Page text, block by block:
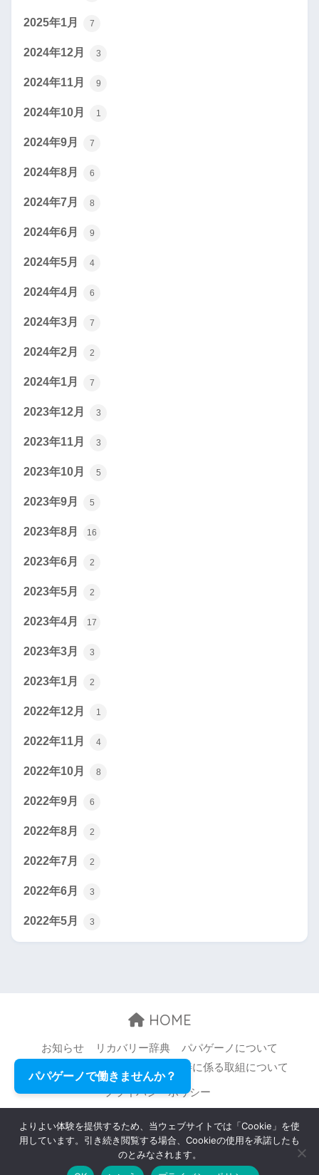
2025年1月 7
2024年12月 3
2024年11月 9
2024年10月 1
2024年9月 7
2024年8月 6
2024年7月 8
2024年6月 9
2024年5月 4
2024年4月 6
2024年3月 7
2024年2月 2
2024年1月 7
2023年12月 3
2023年11月 3
2023年10月 5
2023年9月 5
2023年8月 16
2023年6月 2
2023年5月 2
2023年4月 17
2023年3月 3
2023年1月 2
2022年12月 1
2022年11月 4
2022年10月 8
2022年9月 6
2022年8月 2
2022年7月 2
2022年6月 3
2022年5月 3
HOME
お知らせ リカバリー辞典
パパゲーノについて
職場環境等の改善に係る取組について
プライバシーポリシー
© 2026 Papageno,Inc. All rights reserved.
パパゲーノで働きませんか？
よりよい体験を提供するため、当ウェブサイトでは「Cookie」を使
用しています。引き続き閲覧する場合、Cookieの使用を承諾したも
のとみなされます。